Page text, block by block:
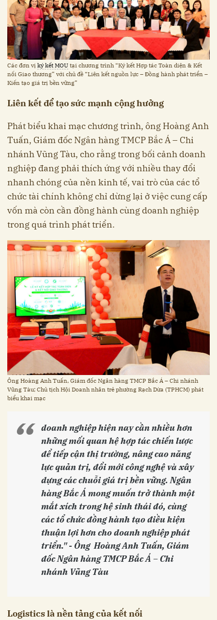
Các đơn vị ký kết MOU tại chương trình “Ký kết Hợp tác Toàn diện & Kết
nối Giao thương” với chủ đề “Liên kết nguồn lực – Đồng hành phát triển –
Kiến tạo giá trị bền vững”
Liên kết để tạo sức mạnh cộng hưởng
Phát biểu khai mạc chương trình, ông Hoàng Anh
Tuấn, Giám đốc Ngân hàng TMCP Bắc Á – Chi
nhánh Vũng Tàu, cho rằng trong bối cảnh doanh
nghiệp đang phải thích ứng với nhiều thay đổi
nhanh chóng của nền kinh tế, vai trò của các tổ
chức tài chính không chỉ dừng lại ở việc cung cấp
vốn mà còn cần đồng hành cùng doanh nghiệp
trong quá trình phát triển.
Ông Hoàng Anh Tuấn, Giám đốc Ngân hàng TMCP Bắc Á – Chi nhánh
Vũng Tàu; Chủ tịch Hội Doanh nhân trẻ phường Rạch Dừa (TPHCM) phát
biểu khai mạc
doanh nghiệp hiện nay cần nhiều hơn
những mối quan hệ hợp tác chiến lược
để tiếp cận thị trường, nâng cao năng
lực quản trị, đổi mới công nghệ và xây
dựng các chuỗi giá trị bền vững. Ngân
hàng Bắc Á mong muốn trở thành một
mắt xích trong hệ sinh thái đó, cùng
các tổ chức đồng hành tạo điều kiện
thuận lợi hơn cho doanh nghiệp phát
triển." - Ông Hoàng Anh Tuấn, Giám
đốc Ngân hàng TMCP Bắc Á – Chi
nhánh Vũng Tàu
Logistics là nền tảng của kết nối